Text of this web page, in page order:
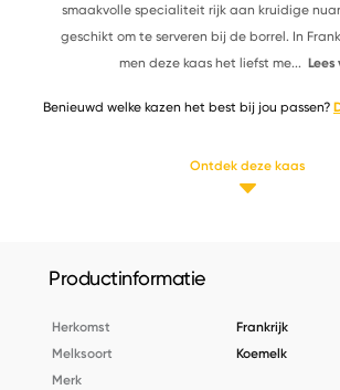
smaakvolle specialiteit rijk aan kruidige
geschikt om te serveren bij de borrel. In
men deze kaas het liefst me... Lees
Benieuwd welke kazen het best bij jou passen?
Ontdek deze kaas
Productinformatie
Herkomst
Frankrijk
Melksoort
Koemelk
Merk